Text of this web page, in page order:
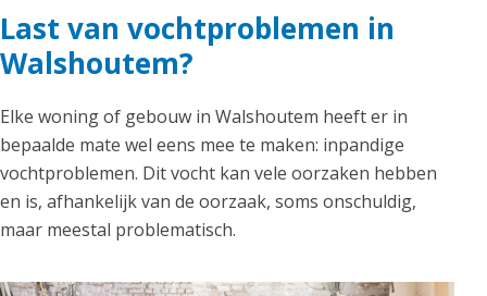
Last van vochtproblemen in
Walshoutem?
Elke woning of gebouw in Walshoutem heeft er in
bepaalde mate wel eens mee te maken: inpandige
vochtproblemen. Dit vocht kan vele oorzaken hebben
en is, afhankelijk van de oorzaak, soms onschuldig,
maar meestal problematisch.